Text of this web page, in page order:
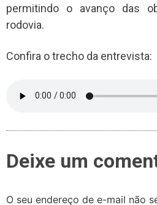
permitindo o avanço das
rodovia.
Confira o trecho da entrevista:
Deixe um
O seu endereço de e-mail não